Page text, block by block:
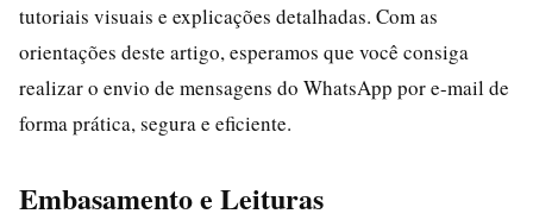
tutoriais visuais e explicações detalhadas. Com as
orientações deste artigo, esperamos que você consiga
realizar o envio de mensagens do WhatsApp por e-mail de
forma prática, segura e eficiente.
Embasamento e Leituras